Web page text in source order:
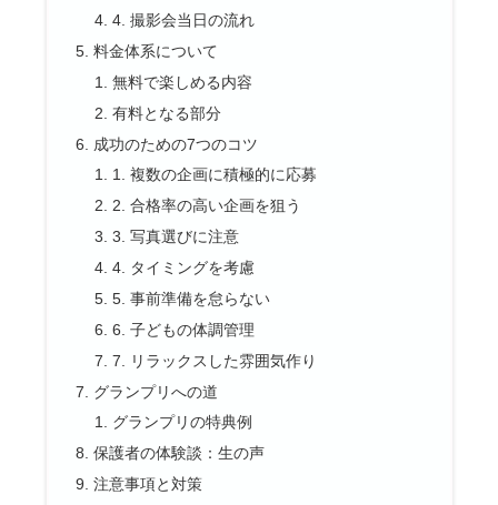
4. 撮影会当日の流れ
料金体系について
無料で楽しめる内容
有料となる部分
成功のための7つのコツ
1. 複数の企画に積極的に応募
2. 合格率の高い企画を狙う
3. 写真選びに注意
4. タイミングを考慮
5. 事前準備を怠らない
6. 子どもの体調管理
7. リラックスした雰囲気作り
グランプリへの道
グランプリの特典例
保護者の体験談：生の声
注意事項と対策